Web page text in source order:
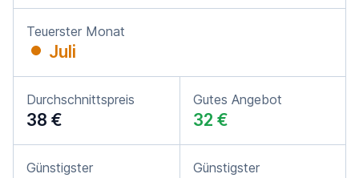
Teuerster Monat
Juli
Durchschnittspreis
38 €
Gutes Angebot
32 €
Günstigster
Günstigster